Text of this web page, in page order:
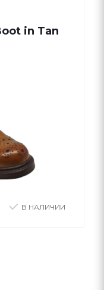
in Tan
В НАЛИЧИИ